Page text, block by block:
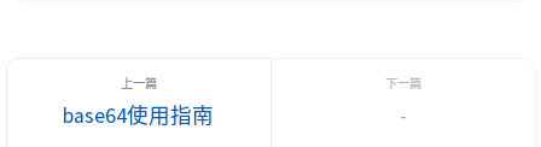
base64使用指南 -